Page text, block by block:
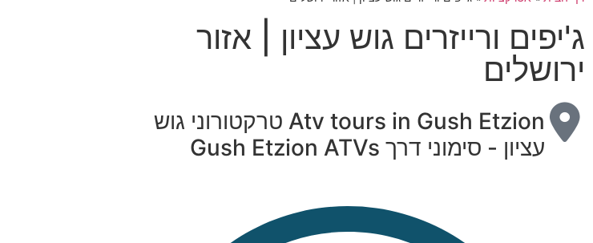
ג'יפים ורייזרים גוש עציון | אזור
ירושלים
Atv tours in Gush Etzion טרקטורוני גוש
עציון - סימוני דרך Gush Etzion ATVs